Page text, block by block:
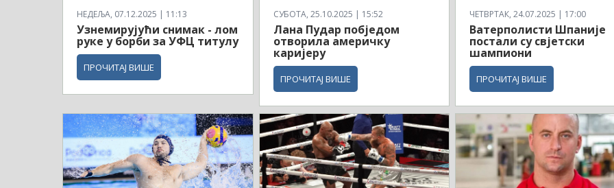
НЕДЕЉА, 07.12.2025 | 11:13
Узнемирујући снимак - лом
руке у борби за УФЦ титулу
ПРОЧИТАЈ ВИШЕ
СУБОТА, 25.10.2025 | 15:52
Лана Пудар побједом
отворила америчку
каријеру
ПРОЧИТАЈ ВИШЕ
ЧЕТВРТАК, 24.07.2025 | 17:00
Ватерполисти Шпаније
постали су свјетски
шампиони
ПРОЧИТАЈ ВИШЕ